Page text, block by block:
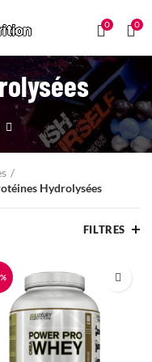
0 0
Hydrolysées
FILTRES